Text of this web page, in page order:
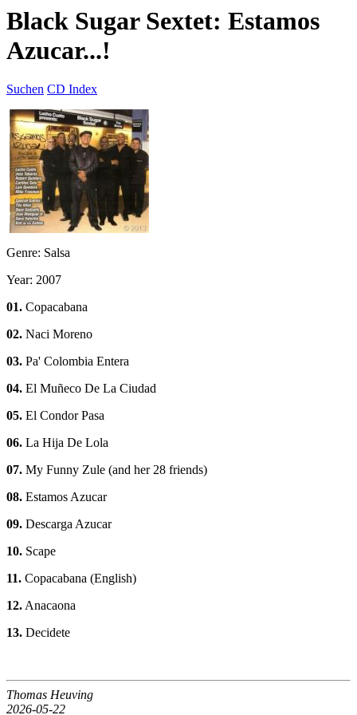
Black Sugar Sextet: Estamos
Azucar...!
Suchen CD Index
Genre: Salsa
Year: 2007
01. Copacabana
02. Naci Moreno
03. Pa' Colombia Entera
04. El Muñeco De La Ciudad
05. El Condor Pasa
06. La Hija De Lola
07. My Funny Zule (and her 28 friends)
08. Estamos Azucar
09. Descarga Azucar
10. Scape
11. Copacabana (English)
12.Anacaona
13. Decidete
Thomas Heuving
2026-05-22